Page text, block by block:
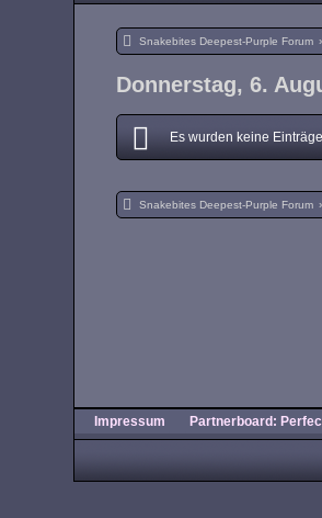
Snakebites Deepest-Purple Forum
Donnerstag, 6.
Es wurden keine
Snakebites Deepest-Purple Forum
Impressum Partnerboard: